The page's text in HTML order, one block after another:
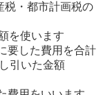
・都市計画税の
を使います
要した費用を合計
引いた金額